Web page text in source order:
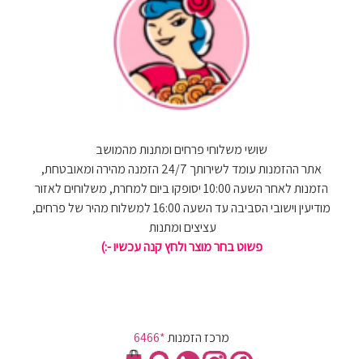
שושי משלוחי פרחים ומתנות מהמושב
אתר ההזמנות עומד לשירותך 24/7 הזמנה מהירה ומאובטחת,
הזמנות לאחר השעה 10:00 יסופקו ביום למחרת, משלוחים לאזור
מודיעין וישובי הסביבה עד השעה 16:00 למשלוח מהיר של פרחים,
עציצים ומתנות
פשוט בחר מוצר ולחץ קנה עכשיו -:)
מרכז הזמנות*6466